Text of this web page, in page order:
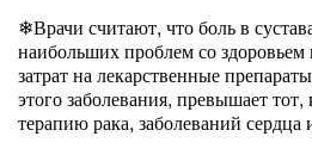
❄Врачи считают, что боль в
наибольших проблем со
затрат на лекарственные
этого заболевания, превышает
терапию рака, заболеваний сердца